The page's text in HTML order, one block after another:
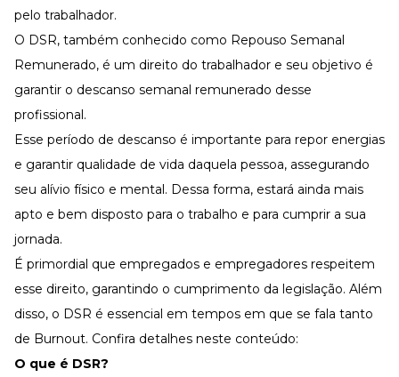
Todos os Materiais Gratuitos
E-book
Aprofunde seu conhecimento
Para agilizar o seu trabalho
Infográfico
Conteúdo prático e rápido
Kits
Lives
Newsletters
pelo trabalhador.
O DSR, também conhecido como Repouso Semanal
Remunerado, é um direito do trabalhador e seu objetivo é
garantir o descanso semanal remunerado desse
profissional.
Esse período de descanso é importante para repor energias
e garantir qualidade de vida daquela pessoa, assegurando
seu alívio físico e mental. Dessa forma, estará ainda mais
apto e bem disposto para o trabalho e para cumprir a sua
jornada.
É primordial que empregados e empregadores respeitem
esse direito, garantindo o cumprimento da legislação. Além
disso, o DSR é essencial em tempos em que se fala tanto
de Burnout. Confira detalhes neste conteúdo:
O que é DSR?